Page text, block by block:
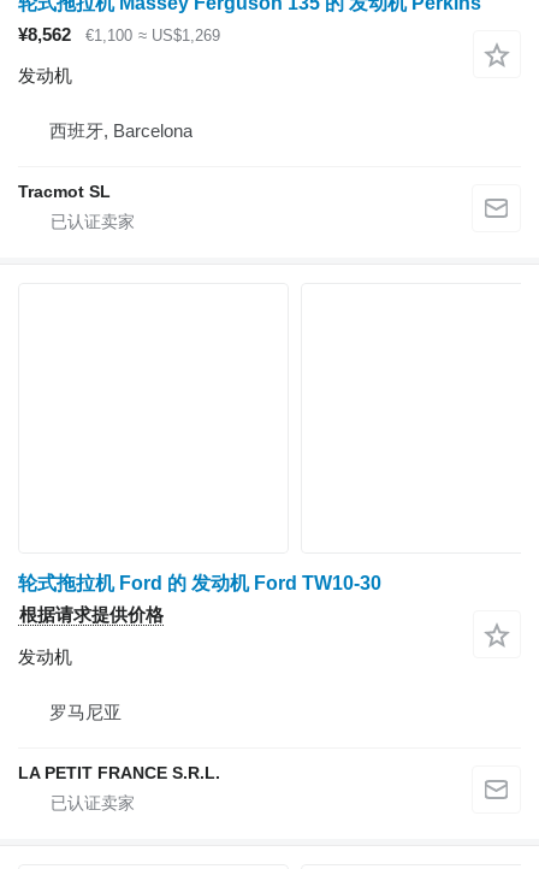
¥8,562
€1,100 ≈ US$1,269
发动机
西班牙, Barcelona
Tracmot SL
轮式拖拉机 Ford 的 发动机 Ford TW10-30
根据请求提供价格
发动机
罗马尼亚
LA PETIT FRANCE S.R.L.